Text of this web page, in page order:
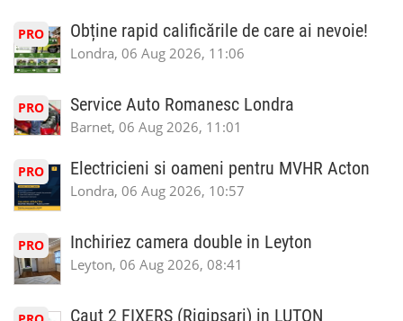
PRO Obține rapid calificările de care ai nevoie!
Londra, 06 Aug 2026, 11:06
PRO Service Auto Romanesc Londra
Barnet, 06 Aug 2026, 11:01
PRO Electricieni si oameni pentru MVHR Acton
Londra, 06 Aug 2026, 10:57
PRO Inchiriez camera double in Leyton
Leyton, 06 Aug 2026, 08:41
Caut 2 FIXERS (Rigipsari) in LUTON